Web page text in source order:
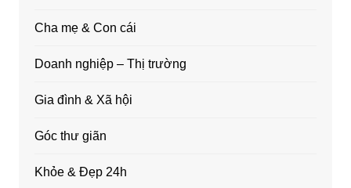
Cha mẹ & Con cái
Doanh nghiệp – Thị trường
Gia đình & Xã hội
Góc thư giãn
Khỏe & Đẹp 24h